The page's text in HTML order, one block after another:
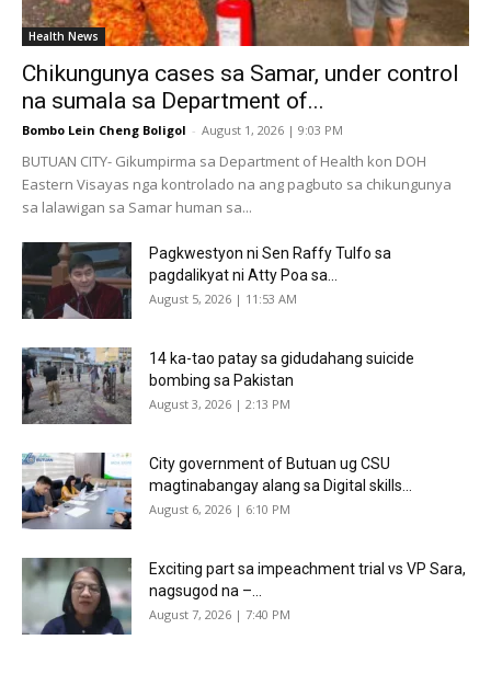
Health News
Chikungunya cases sa Samar, under control
na sumala sa Department of...
Bombo Lein Cheng Boligol - August 1, 2026 | 9:03 PM
BUTUAN CITY- Gikumpirma sa Department of Health kon DOH
Eastern Visayas nga kontrolado na ang pagbuto sa chikungunya
sa lalawigan sa Samar human sa...
Pagkwestyon ni Sen Raffy Tulfo sa
pagdalikyat ni Atty Poa sa...
August 5, 2026 | 11:53 AM
14 ka-tao patay sa gidudahang suicide
bombing sa Pakistan
August 3, 2026 | 2:13 PM
City government of Butuan ug CSU
magtinabangay alang sa Digital skills...
August 6, 2026 | 6:10 PM
Exciting part sa impeachment trial vs VP Sara,
nagsugod na –...
August 7, 2026 | 7:40 PM